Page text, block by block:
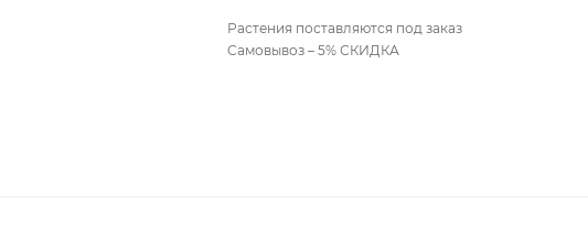
Растения поставляются под заказ
Самовывоз – 5% СКИДКА